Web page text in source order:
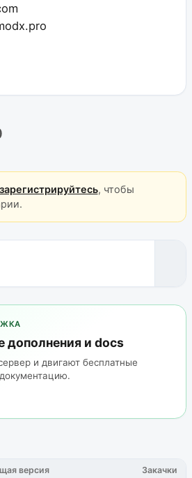
зарегистрируйтесь, чтобы
дополнения и docs
и двигают бесплатные
версия Закачки